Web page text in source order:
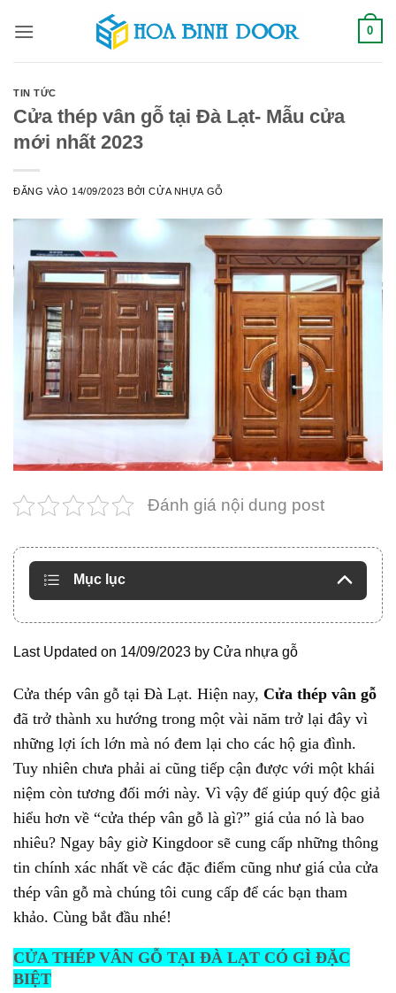
qua
0
TIN TỨC
Cửa thép vân gỗ tại Đà Lạt- Mẫu cửa
mới nhất 2023
ĐĂNG VÀO 14/09/2023 BỞICỬA NHỰA GỖ
Đánh giá nội dung post
Mục lục
Last Updated on 14/09/2023 by Cửa nhựa gỗ
Cửa thép vân gỗ tại Đà Lạt. Hiện nay, Cửa thép vân gỗ
đã trở thành xu hướng trong một vài năm trở lại đây vì
những lợi ích lớn mà nó đem lại cho các hộ gia đình.
Tuy nhiên chưa phải ai cũng tiếp cận được với một khái
niệm còn tương đối mới này. Vì vậy để giúp quý độc giả
hiểu hơn về “cửa thép vân gỗ là gì?” giá của nó là bao
nhiêu? Ngay bây giờ Kingdoor sẽ cung cấp những thông
tin chính xác nhất về các đặc điểm cũng như giá của cửa
thép vân gỗ mà chúng tôi cung cấp để các bạn tham
khảo. Cùng bắt đầu nhé!
CỬA THÉP VÂN GỖ TẠI ĐÀ LẠT CÓ GÌ ĐẶC
BIỆT